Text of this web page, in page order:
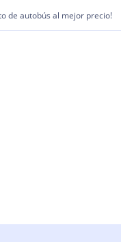
de autobús al mejor precio!